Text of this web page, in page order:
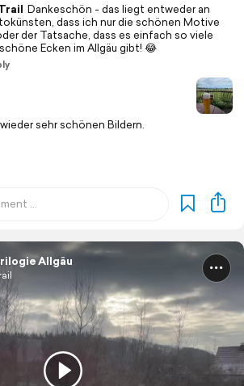
Dankeschön - das liegt entweder an
dass ich nur die schönen Motive
der Tatsache, dass es einfach so viele
Ecken im Allgäu gibt! 😂
sehr schönen Bildern.
Allgäu